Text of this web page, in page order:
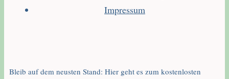
Impressum
Bleib auf dem neusten Stand: Hier geht es zum kostenlosten